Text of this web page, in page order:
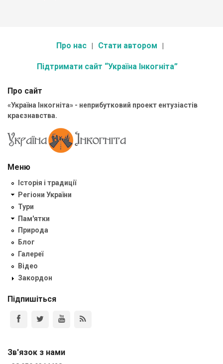
Про нас Стати автором
Підтримати сайт “Україна Інкогніта”
Про сайт
«Україна Інкогніта» - неприбутковий проект ентузіастів
краєзнавства.
Меню
Історія і традиції
Регіони України
Тури
Пам'ятки
Природа
Блог
Галереї
Відео
Закордон
Підпишіться
Зв'язок з нами